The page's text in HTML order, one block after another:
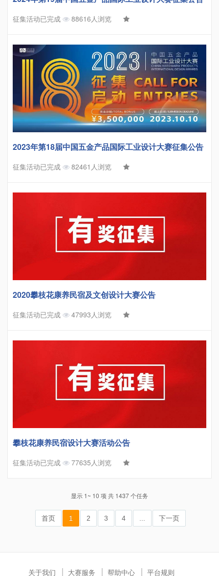
征集活动已完成 88616人浏览
2023年第18届中国五金产品国际工业设计大赛征集公告
征集活动已完成 82461人浏览
2020攀枝花康养民宿及文创设计大赛公告
征集活动已完成 47993人浏览
攀枝花康养民宿设计大赛活动公告
征集活动已完成 77635人浏览
显示 1~ 10 项 共 1437 个任务
首页 1 2 3 4 ... 下一页
关于我们 大赛服务 帮助中心 平台规则